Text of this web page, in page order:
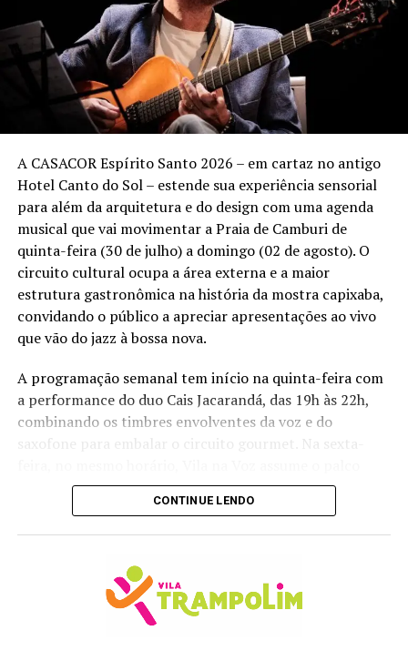
interação com a plateia e por um repertório que une
clássicos da carreira a novos sucessos.
Sunset Marcelo Falcão – Turnê “O Legado”
3 de outubro (sábado)
Ingressos:vendas a partir de 13 de agosto pelo
siteOnticket.com.br.
Setores:
• Pista Pé na Areia – a partir de R$ 80 (meia-entrada)
• Espaço Premium – a partir de R$ 110 (meia-entrada)
• Lounges – informações @booaproducoes
Informações:@booaproducoes.
A CASACOR Espírito Santo 2026 – em cartaz no antigo
Hotel Canto do Sol – estende sua experiência sensorial
para além da arquitetura e do design com uma agenda
musical que vai movimentar a Praia de Camburi de
quinta-feira (30 de julho) a domingo (02 de agosto). O
circuito cultural ocupa a área externa e a maior
estrutura gastronômica na história da mostra capixaba,
convidando o público a apreciar apresentações ao vivo
que vão do jazz à bossa nova.
A programação semanal tem início na quinta-feira com
a performance do duo Cais Jacarandá, das 19h às 22h,
combinando os timbres envolventes da voz e do
saxofone para embalar o circuito gourmet. Na sexta-
trazendo experiências em muitos ritmos e estilos, desde
o reggae até o rock e o blues.
performarem com o melhor da bossa nova e da MPB.
Encerrando a agenda, no domingo, o músico Pelissari
comanda a trilha sonora da tarde com hits do pop rock
CONTINUE LENDO